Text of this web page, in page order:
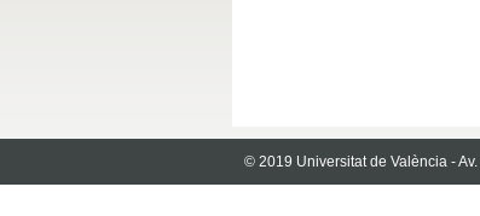
© 2019 Universitat de València -